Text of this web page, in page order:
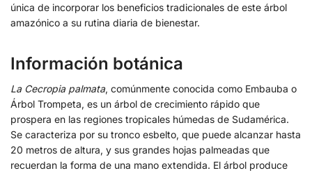
única de incorporar los beneficios tradicionales de este árbol
amazónico a su rutina diaria de bienestar.
Información botánica
La Cecropia palmata, comúnmente conocida como Embauba o
Árbol Trompeta, es un árbol de crecimiento rápido que
prospera en las regiones tropicales húmedas de Sudamérica.
Se caracteriza por su tronco esbelto, que puede alcanzar hasta
20 metros de altura, y sus grandes hojas palmeadas que
recuerdan la forma de una mano extendida. El árbol produce